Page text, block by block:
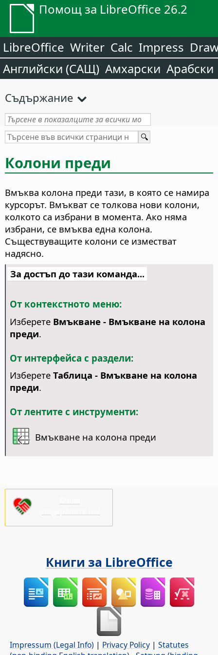
Помощ за LibreOffice 26.2
LibreOffice Writer Calc Impress
Английски (САЩ) Амхарски Арабски
Съдържание
Колони преди
Вмъква колона преди тази, в която се намира
курсорът. Вмъкват се толкова нови колони,
колкото са избрани в момента. Ако няма
избрани, се вмъква една колона.
Съществуващите колони се изместват
надясно.
За достъп до тази команда...
От контекстното меню:
Изберете Вмъкване - Вмъкване на колона
преди.
От интерфейса с раздели:
Изберете Таблица - Вмъкване на колона
преди.
От лентите с инструменти:
Вмъкване на колона преди
Книги за LibreOffice
Impressum (Legal Info) | Privacy Policy | Statutes